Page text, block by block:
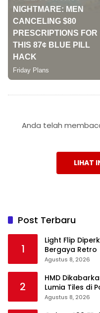
Anda telah
LIHAT
Post Terbaru
1
Light Flip
Bergaya Retro
Agustus 8, 2026
2
HMD
Lumia Tiles di
Agustus 8, 2026